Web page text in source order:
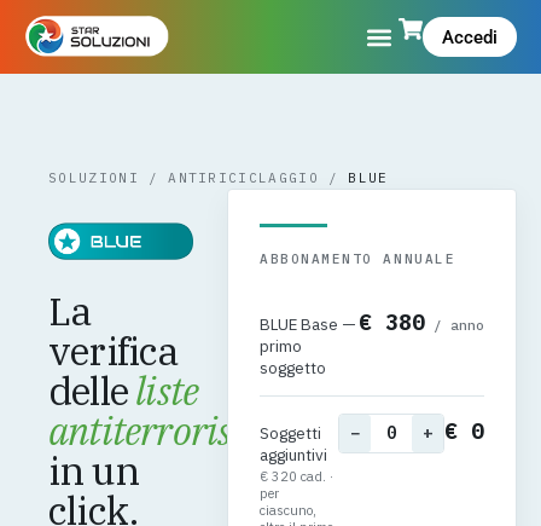
Accedi
SOLUZIONI / ANTIRICICLAGGIO / BLUE
La
verifica
delleliste
antiterrorismo,
in un
click.
ABBONAMENTO ANNUALE
BLUE Base —
primo
soggetto
€ 380 / anno
Soggetti
aggiuntivi
€ 320 cad. ·
per
ciascuno,
− + € 0